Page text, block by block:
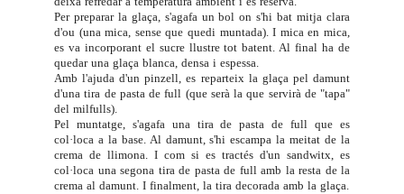
Per preparar la glaça, s'agafa un bol on s'hi bat mitja clara
d'ou (una mica, sense que quedi muntada). I mica en mica,
es va incorporant el sucre llustre tot batent. Al final ha de
quedar una glaça blanca, densa i espessa.
Amb l'ajuda d'un pinzell, es reparteix la glaça pel damunt
d'una tira de pasta de full (que serà la que servirà de "tapa"
del milfulls).
Pel muntatge, s'agafa una tira de pasta de full que es
col·loca a la base. Al damunt, s'hi escampa la meitat de la
crema de llimona. I com si es tractés d'un sandwitx, es
col·loca una segona tira de pasta de full amb la resta de la
crema al damunt. I finalment, la tira decorada amb la glaça.